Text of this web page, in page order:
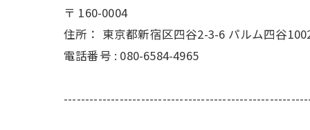
〒 160-0004
住所： 東京都新宿区四谷2-3-6 パルム四谷
電話番号 : 080-6584-4965